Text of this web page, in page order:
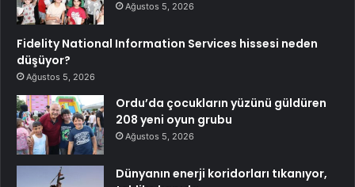
Ağustos 5, 2026
Fidelity National Information Services hissesi neden
düşüyor?
Ağustos 5, 2026
Ordu’da çocukların yüzünü güldüren
208 yeni oyun grubu
Ağustos 5, 2026
Dünyanın enerji koridorları tıkanıyor,